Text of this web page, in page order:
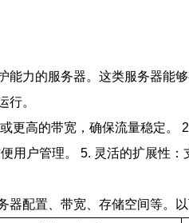
力的服务器。这类服务器
行。
更高的带宽，确保流量稳定
户管理。 5. 灵活的扩展性：
配置、带宽、存储空间等。